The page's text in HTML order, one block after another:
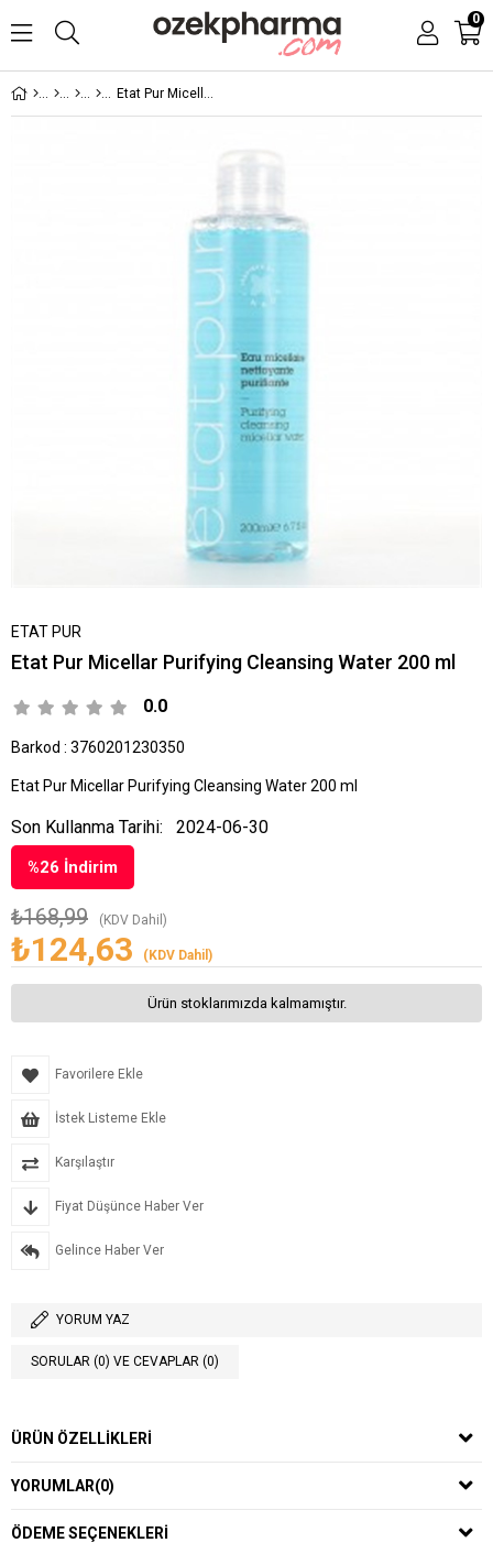
0
Etat Pur Micellar Purifying Cleansing Water 200 ml
ETAT PUR
Etat Pur Micellar Purifying Cleansing Water 200 ml
0.0
Barkod : 3760201230350
Etat Pur Micellar Purifying Cleansing Water 200 ml
%26 İndirim
₺168,99 (KDV Dahil)
₺124,63 (KDV Dahil)
Son Kullanma Tarihi: 2024-06-30
Ürün stoklarımızda kalmamıştır.
Favorilere Ekle
İstek Listeme Ekle
Karşılaştır
Fiyat Düşünce Haber Ver
Gelince Haber Ver
YORUM YAZ
SORULAR (0) VE CEVAPLAR (0)
ÜRÜN ÖZELLIKLERI
YORUMLAR(0)
ÖDEME SEÇENEKLERI